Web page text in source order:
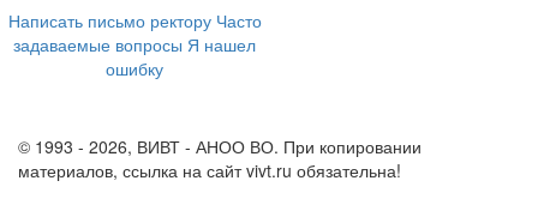
Написать письмо ректору Часто
задаваемые вопросы Я нашел
ошибку
© 1993 - 2026, ВИВТ - АНОО ВО. При копировании
материалов, ссылка на сайт vivt.ru обязательна!